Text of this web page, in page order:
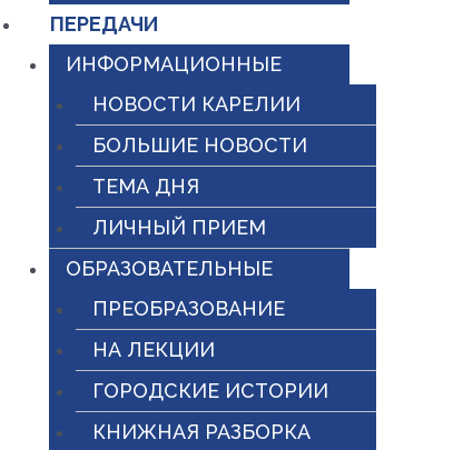
ПЕРЕДАЧИ
ИНФОРМАЦИОННЫЕ
НОВОСТИ КАРЕЛИИ
БОЛЬШИЕ НОВОСТИ
ТЕМА ДНЯ
ЛИЧНЫЙ ПРИЕМ
ОБРАЗОВАТЕЛЬНЫЕ
ПРЕОБРАЗОВАНИЕ
НА ЛЕКЦИИ
ГОРОДСКИЕ ИСТОРИИ
КНИЖНАЯ РАЗБОРКА